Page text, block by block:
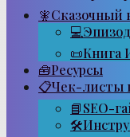
🧚Сказочный
📜Книга
🧰Ресурсы
📋Чек-листы
📘SEO-